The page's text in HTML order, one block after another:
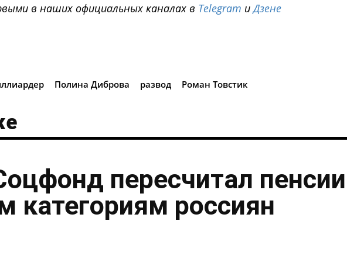
в наших официальных каналах в Telegram иДзене
Полина Диброва развод Роман Товстик
пересчитал пенсии
категориям россиян